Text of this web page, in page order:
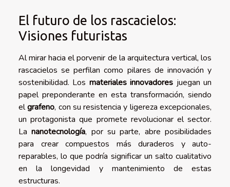
El futuro de los rascacielos:
Visiones futuristas
Al mirar hacia el porvenir de la arquitectura vertical, los
rascacielos se perfilan como pilares de innovación y
sostenibilidad. Los materiales innovadores juegan un
papel preponderante en esta transformación, siendo
elgrafeno, con su resistencia y ligereza excepcionales,
un protagonista que promete revolucionar el sector.
Lananotecnología, por su parte, abre posibilidades
para crear compuestos más duraderos y auto-
reparables, lo que podría significar un salto cualitativo
en la longevidad y mantenimiento de estas
estructuras.